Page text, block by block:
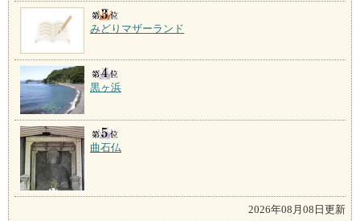
みどりマザーランド
黒ヶ浜
曲石仏
2026年08月08日更新